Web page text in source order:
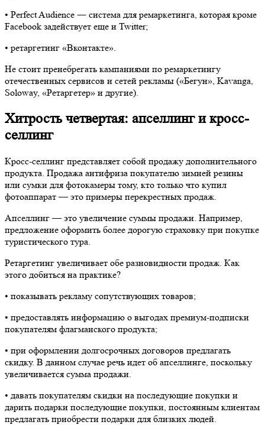
•​ Perfect Audience ― система для ремаркетинга, которая кроме
Facebook задействует еще и Twitter;
•​ ретаргетинг «Вконтакте».
Не стоит пренебрегать кампаниями по ремаркетингу
отечественных сервисов и сетей рекламы («Бегун», Kavanga,
Soloway, «Ретаргетер» и другие).
Хитрость четвертая: апселлинг и кросс-
селлинг
Кросс-селлинг представляет собой продажу дополнительного
продукта. Продажа антифриза покупателю зимней резины
или сумки для фотокамеры тому, кто только что купил
фотоаппарат — это примеры перекрестных продаж.
Апселлинг — это увеличение суммы продажи. Например,
предложение оформить более дорогую страховку при покупке
туристического тура.
Ретаргетинг увеличивает обе разновидности продаж. Как
этого добиться на практике?
•​ показывать рекламу сопутствующих товаров;
•​ предоставлять информацию о выгодах премиум-подписки
покупателям флагманского продукта;
•​ при оформлении долгосрочных договоров предлагать
скидку. В данном случае речь идет об апселлинге, поскольку
увеличивается сумма продажи.
•​ давать покупателям скидки на последующие покупки и
дарить подарки последующие покупки, постоянным клиентам
предлагать приобрести подарки для близких людей.